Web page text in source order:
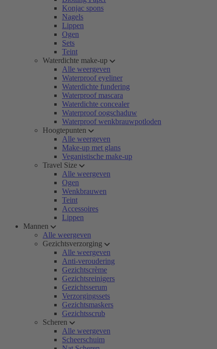
Konjac spons
Nagels
Lippen
Ogen
Sets
Teint
Waterdichte make-up
Alle weergeven
Waterproof eyeliner
Waterdichte fundering
Waterproof mascara
Waterdichte concealer
Waterproof oogschaduw
Waterproof wenkbrauwpotloden
Hoogtepunten
Alle weergeven
Make-up met glans
Veganistische make-up
Travel Size
Alle weergeven
Ogen
Wenkbrauwen
Teint
Accessoires
Lippen
Mannen
Alle weergeven
Gezichtsverzorging
Alle weergeven
Anti-veroudering
Gezichtscrème
Gezichtsreinigers
Gezichtsserum
Verzorgingssets
Gezichtsmaskers
Gezichtsscrub
Scheren
Alle weergeven
Scheerschuim